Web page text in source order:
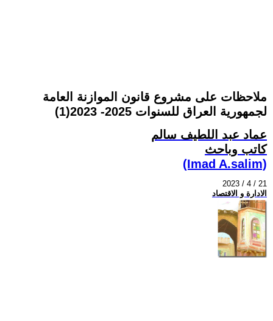
ملاحظات على مشروع قانون الموازنة العامة
لجمهورية العراق للسنوات 2025- 2023(1)
عماد عبد اللطيف سالم
كاتب وباحث
(Imad A.salim)
2023 / 4 / 21
الادارة و الاقتصاد